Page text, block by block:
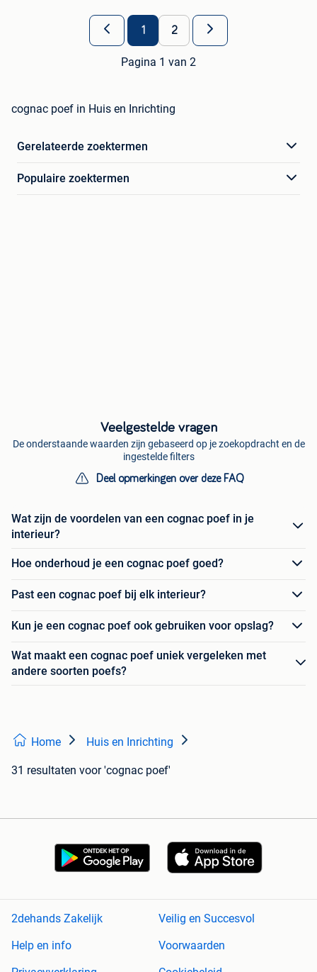
1 2
Pagina 1 van 2
cognac poef in Huis en Inrichting
Gerelateerde zoektermen
Populaire zoektermen
Veelgestelde vragen
De onderstaande waarden zijn gebaseerd op je zoekopdracht en de
ingestelde filters
Deel opmerkingen over deze FAQ
Wat zijn de voordelen van een cognac poef in je
interieur?
Hoe onderhoud je een cognac poef goed?
Past een cognac poef bij elk interieur?
Kun je een cognac poef ook gebruiken voor opslag?
Wat maakt een cognac poef uniek vergeleken met
andere soorten poefs?
Home Huis en Inrichting
31 resultaten voor 'cognac poef'
2dehands Zakelijk
Veilig en Succesvol
Help en info
Voorwaarden